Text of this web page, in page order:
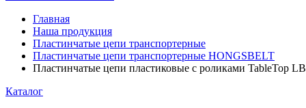
Главная
Наша продукция
Пластинчатые цепи транспортерные
Пластинчатые цепи транспортерные HONGSBELT
Пластинчатые цепи пластиковые с роликами TableTop
Каталог